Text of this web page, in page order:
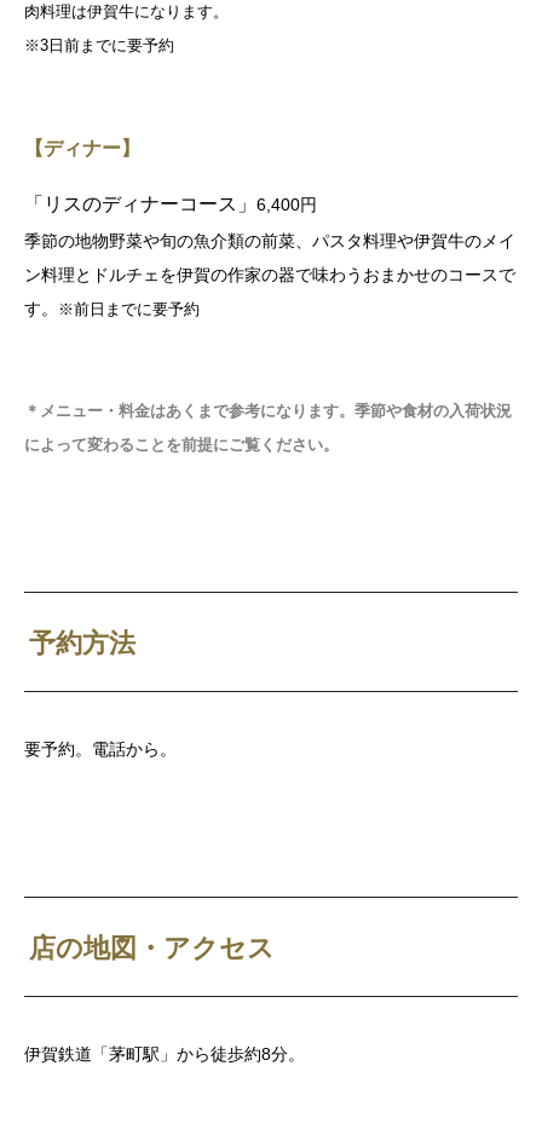
肉料理は伊賀牛になります。
※3日前までに要予約
【ディナー】
「リスのディナーコース」 6,400円
季節の地物野菜や旬の魚介類の前菜、パスタ料理や伊賀牛のメイ
ン料理とドルチェを伊賀の作家の器で味わうおまかせのコースで
す。
※前日までに要予約
＊ メニュー・料金はあくまで参考になります。季節や食材の入荷状況
によって変わることを前提にご覧ください。
予約方法
要予約。電話から。
店の地図・アクセス
伊賀鉄道「茅町駅」から徒歩約8分。